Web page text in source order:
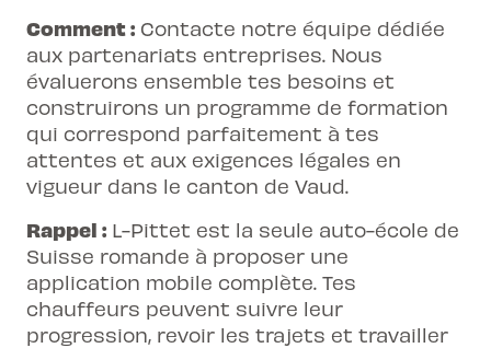
Comment : Contacte notre équipe dédiée
aux partenariats entreprises. Nous
évaluerons ensemble tes besoins et
construirons un programme de formation
qui correspond parfaitement à tes
attentes et aux exigences légales en
vigueur dans le canton de Vaud.
Rappel : L-Pittet est la seule auto-école de
Suisse romande à proposer une
application mobile complète. Tes
chauffeurs peuvent suivre leur
progression, revoir les trajets et travailler